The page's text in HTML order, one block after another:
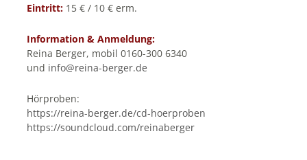
Eintritt: 15 € / 10 € erm.
Information & Anmeldung:
Reina Berger, mobil 0160-300 6340
und info@reina-berger.de
Hörproben:
https://reina-berger.de/cd-hoerproben
https://soundcloud.com/reinaberger